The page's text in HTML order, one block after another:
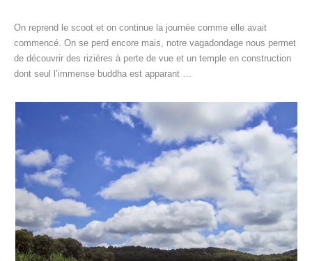
On reprend le scoot et on continue la journée comme elle avait
commencé. On se perd encore mais, notre vagadondage nous permet
de découvrir des rizières à perte de vue et un temple en construction
dont seul l’immense buddha est apparant …